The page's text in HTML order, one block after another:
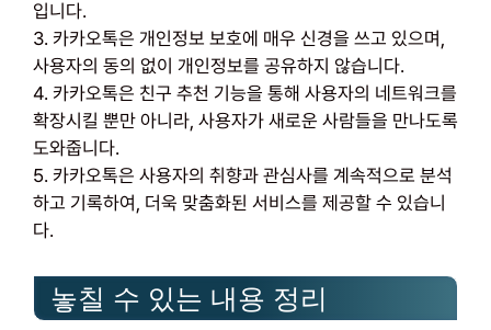
입니다.
3. 카카오톡은 개인정보 보호에 매우 신경을 쓰고 있으며,
사용자의 동의 없이 개인정보를 공유하지 않습니다.
4. 카카오톡은 친구 추천 기능을 통해 사용자의 네트워크를
확장시킬 뿐만 아니라, 사용자가 새로운 사람들을 만나도록
도와줍니다.
5. 카카오톡은 사용자의 취향과 관심사를 계속적으로 분석
하고 기록하여, 더욱 맞춤화된 서비스를 제공할 수 있습니
다.
놓칠 수 있는 내용 정리